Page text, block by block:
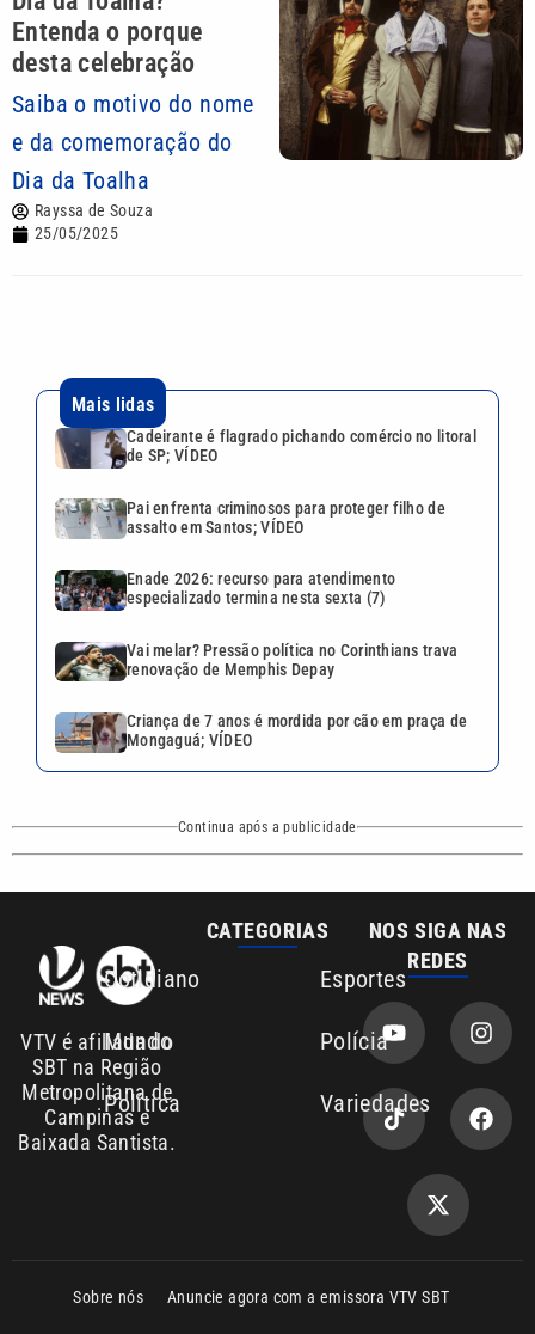
Entenda o porque
desta celebração
Saiba o motivo do nome
e da comemoração do
Dia da Toalha
Rayssa de Souza
25/05/2025
Mais lidas
Cadeirante é flagrado pichando comércio no litoral
de SP; VÍDEO
Pai enfrenta criminosos para proteger filho de
assalto em Santos; VÍDEO
Enade 2026: recurso para atendimento
especializado termina nesta sexta (7)
Vai melar? Pressão política no Corinthians trava
renovação de Memphis Depay
Criança de 7 anos é mordida por cão em praça de
Mongaguá; VÍDEO
Continua após a publicidade
VTV é afiliada do
SBT na Região
Metropolitana de
Campinas e
Baixada Santista.
CATEGORIAS
Cotidiano Esportes
Mundo Polícia
Política Variedades
NOS SIGA NAS
REDES
Sobre nós Anuncie agora com a emissora VTV SBT